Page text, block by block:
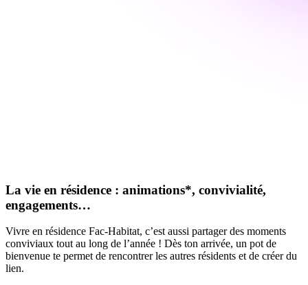
La vie en résidence : animations*, convivialité,
engagements…
Vivre en résidence Fac-Habitat, c’est aussi partager des moments
conviviaux tout au long de l’année ! Dès ton arrivée, un pot de
bienvenue te permet de rencontrer les autres résidents et de créer du
lien.